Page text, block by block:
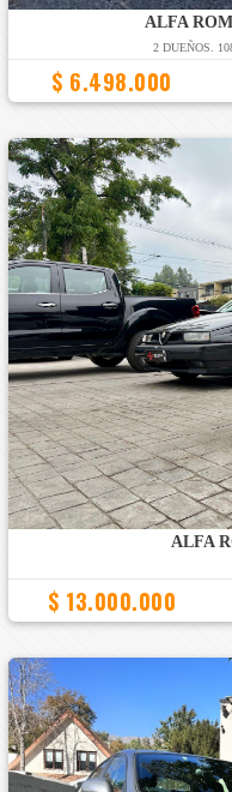
ALFA
2 DUEÑOS.
$ 6.498.000
ALFA
$ 13.000.000